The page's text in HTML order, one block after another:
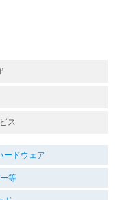
ス
ードウェア
等